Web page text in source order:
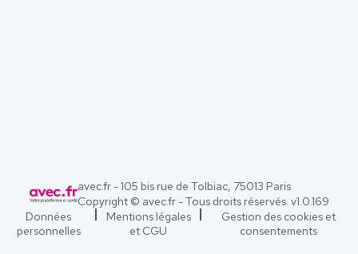
avec.fr - 105 bis rue de Tolbiac, 75013 Paris
Copyright © avec.fr - Tous droits réservés. v1.0.169
Données
personnelles
Mentions légales
et CGU
Gestion des cookies et
consentements